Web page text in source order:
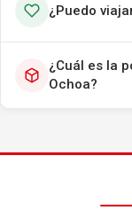
¿Puedo
¿Cuál es la
Ochoa?